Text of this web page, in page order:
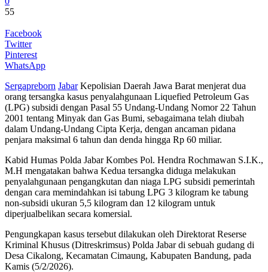
55
Facebook
Twitter
Pinterest
WhatsApp
Sergapreborn JabarKepolisian Daerah Jawa Barat menjerat dua
orang tersangka kasus penyalahgunaan Liquefied Petroleum Gas
(LPG) subsidi dengan Pasal 55 Undang-Undang Nomor 22 Tahun
2001 tentang Minyak dan Gas Bumi, sebagaimana telah diubah
dalam Undang-Undang Cipta Kerja, dengan ancaman pidana
penjara maksimal 6 tahun dan denda hingga Rp 60 miliar.
Kabid Humas Polda Jabar Kombes Pol. Hendra Rochmawan S.I.K.,
M.H mengatakan bahwa Kedua tersangka diduga melakukan
penyalahgunaan pengangkutan dan niaga LPG subsidi pemerintah
dengan cara memindahkan isi tabung LPG 3 kilogram ke tabung
non-subsidi ukuran 5,5 kilogram dan 12 kilogram untuk
diperjualbelikan secara komersial.
Pengungkapan kasus tersebut dilakukan oleh Direktorat Reserse
Kriminal Khusus (Ditreskrimsus) Polda Jabar di sebuah gudang di
Desa Cikalong, Kecamatan Cimaung, Kabupaten Bandung, pada
Kamis (5/2/2026).